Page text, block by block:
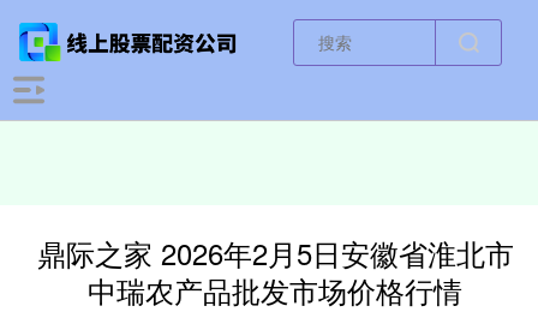
鼎际之家 2026年2月5日安徽省淮北市
中瑞农产品批发市场价格行情